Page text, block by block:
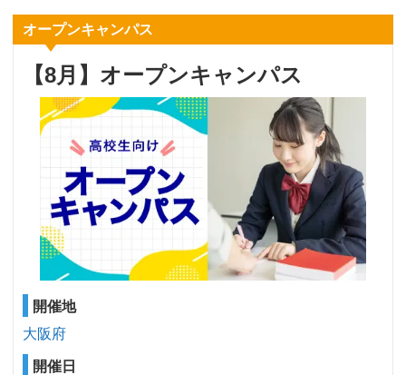
オープンキャンパス
【8月】オープンキャンパス
開催地
大阪府
開催日